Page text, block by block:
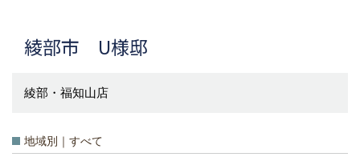
綾部市 U様邸
綾部・福知山店
地域別｜すべて